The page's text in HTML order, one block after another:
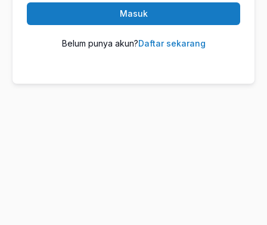
Masuk
Belum punya akun?Daftar sekarang